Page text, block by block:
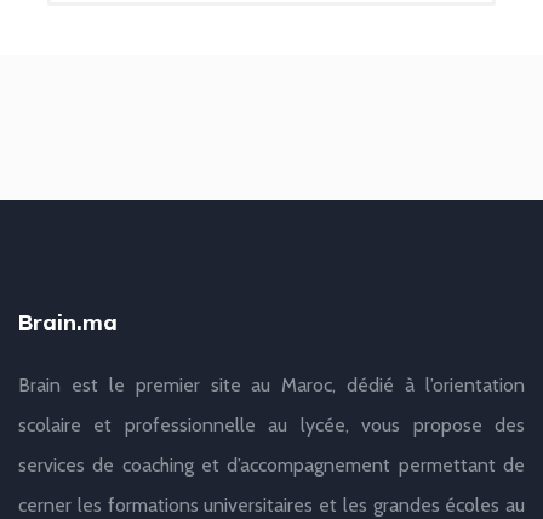
Brain.ma
Brain est le premier site au Maroc, dédié à l’orientation
scolaire et professionnelle au lycée, vous propose des
services de coaching et d’accompagnement permettant de
cerner les formations universitaires et les grandes écoles au